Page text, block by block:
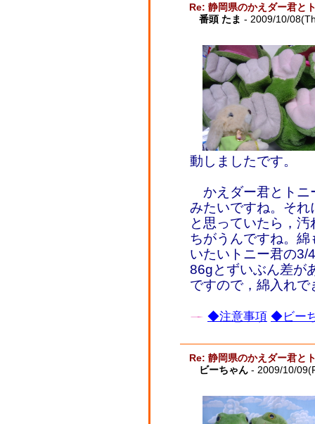
Re: 静岡県のかえダー君と
番頭 たま - 2009/10/
動しましたです。
かえダー君とトニ
みたいですね。そ
と思っていたら，
ちがうんですね。
いたいトニー君の3/
86gとずいぶん差が
ですので，綿入れ
◆注意事項 ◆ビー
Re: 静岡県のかえダー君と
ビーちゃん - 2009/10/